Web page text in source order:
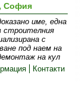
София
име, една
строителния
с
под наем на
на кул
Контакти